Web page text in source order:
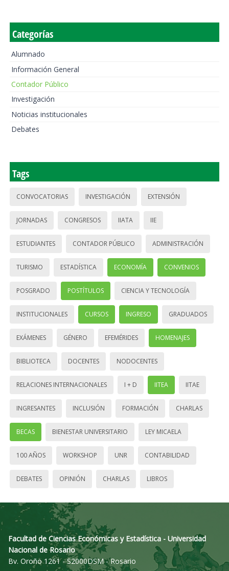
Categorías
Alumnado
Información General
Contador Público
Investigación
Noticias institucionales
Debates
Tags
CONVOCATORIAS INVESTIGACIÓN EXTENSIÓN
JORNADAS CONGRESOS IIATA IIE
ESTUDIANTES CONTADOR PÚBLICO ADMINISTRACIÓN
TURISMO ESTADÍSTICA ECONOMÍA CONVENIOS
POSGRADO POSTÍTULOS CIENCIA Y TECNOLOGÍA
INSTITUCIONALES CURSOS INGRESO GRADUADOS
EXÁMENES GÉNERO EFEMÉRIDES HOMENAJES
BIBLIOTECA DOCENTES NODOCENTES
RELACIONES INTERNACIONALES I + D IITEA IITAE
INGRESANTES INCLUSIÓN FORMACIÓN CHARLAS
BECAS BIENESTAR UNIVERSITARIO LEY MICAELA
100 AÑOS WORKSHOP UNR CONTABILIDAD
DEBATES OPINIÓN CHARLAS LIBROS
Facultad de Ciencias Económicas y Estadística - Universidad
Nacional de Rosario
Bv. Oroño 1261 - S2000DSM - Rosario